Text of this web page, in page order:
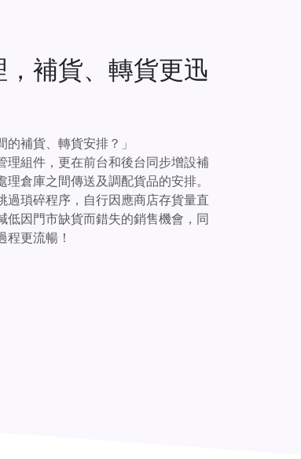
補貨、轉貨更迅
的補貨、轉貨安排？」
理組件，更在前台和後台同步增設補
倉庫之間傳送及調配貨品的安排。
過瑣碎程序，自行因應商店存貨量直
低因門市缺貨而錯失的銷售機會，同
程更流暢！